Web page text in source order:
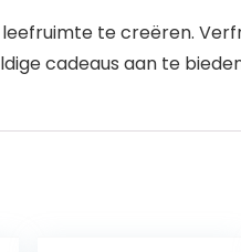
te creëren.
cadeaus aan te